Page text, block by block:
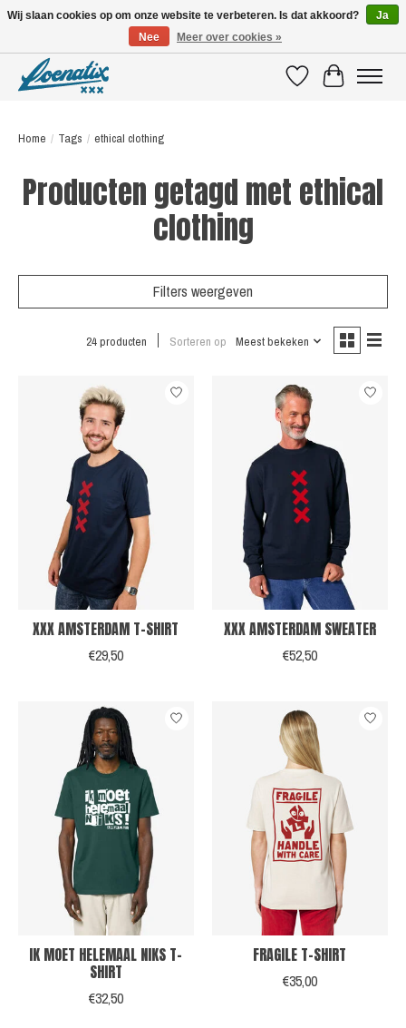
VerlanglijstWinkelwagen
Home / Tags / ethical clothing
Producten getagd met ethical
clothing
Filters weergeven
24 producten Sorteren op Meest bekeken
XXX AMSTERDAM T-SHIRT
€29,50
XXX AMSTERDAM SWEATER
€52,50
IK MOET HELEMAAL NIKS T-
SHIRT
€32,50
FRAGILE T-SHIRT
€35,00
Wij slaan cookies op om onze website te verbeteren. Is dat akkoord?
Ja
Nee
Meer over cookies »